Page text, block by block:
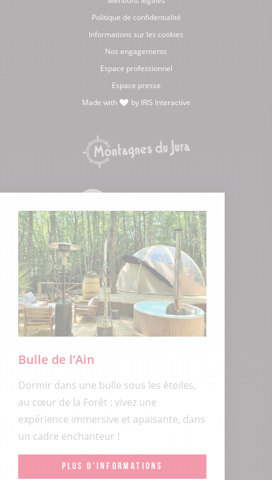
Bulle de l’Ain
Dormir dans une bulle sous les étoiles,
au cœur de la Forêt : vivez une
expérience immersive et apaisante, dans
un cadre enchanteur !
PLUS D'INFORMATIONS
Politique de confidentialité
Informations sur les cookies
Nos engagements
Espace professionnel
Espace presse
Made with
by IRIS Interactive